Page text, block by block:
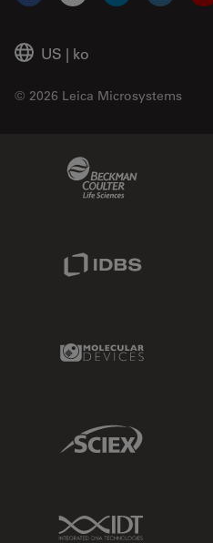
US | ko
© 2026 Leica Microsystems
Molecular
Sciex Link
IDT Link